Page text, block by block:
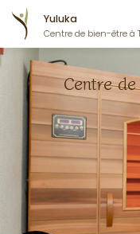
au
contenu
principal
Yuluka
Centre de bien-être à
Centre